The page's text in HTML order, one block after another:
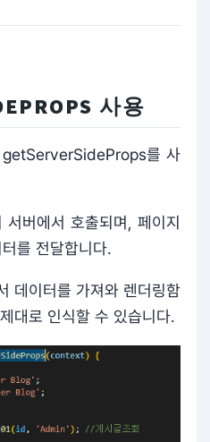
사용
getServerSideProps를 사
버에서 호출되며, 페이지
를 전달합니다.
데이터를 가져와 렌더링함
대로 인식할 수 있습니다.